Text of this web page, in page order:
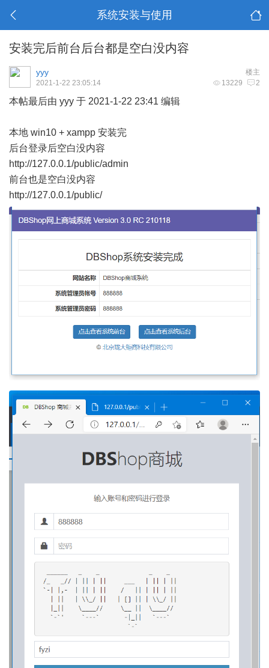
系统安装与使用
安装完后前台后台都是空白没内容
楼主
yyy
13229 2
2021-1-22 23:05:14
本帖最后由 yyy 于 2021-1-22 23:41 编辑
本地 win10 + xampp 安装完
后台登录后空白没内容
http://127.0.0.1/public/admin
前台也是空白没内容
http://127.0.0.1/public/